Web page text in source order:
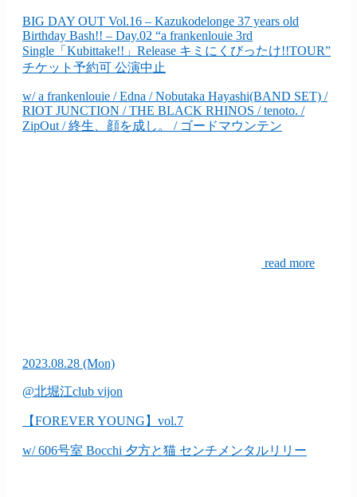
BIG DAY OUT Vol.16 – Kazukodelonge 37 years old
Birthday Bash!! – Day.02 “a frankenlouie 3rd
Single「Kubittake!!」Release キミにくびったけ!!TOUR”
チケット予約可 公演中止
w/ a frankenlouie / Edna / Nobutaka Hayashi(BAND SET) /
RIOT JUNCTION / THE BLACK RHINOS / tenoto. /
ZipOut / 終生、顔を成し。 / ゴードマウンテン
read more
2023.08.28 (Mon)
@北堀江club vijon
【FOREVER YOUNG】vol.7
w/ 606号室 Bocchi 夕方と猫 センチメンタルリリー